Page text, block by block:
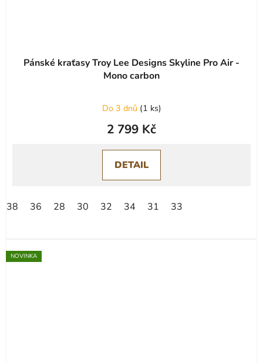
Pánské kraťasy Troy Lee Designs Skyline Pro Air -
Mono carbon
Do 3 dnů (1 ks)
2 799 Kč
DETAIL
38 36 28 30 32 34 31 33
NOVINKA